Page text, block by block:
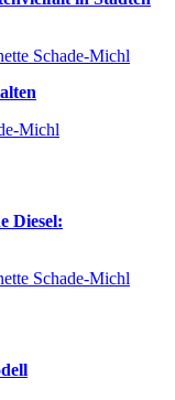
Schade-Michl
Michl
Diesel:
Schade-Michl